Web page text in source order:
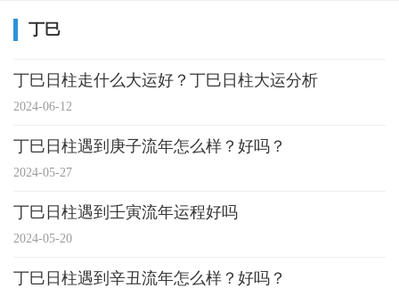
丁巳
丁巳日柱走什么大运好？丁巳日柱大运分析
2024-06-12
丁巳日柱遇到庚子流年怎么样？好吗？
2024-05-27
丁巳日柱遇到壬寅流年运程好吗
2024-05-20
丁巳日柱遇到辛丑流年怎么样？好吗？